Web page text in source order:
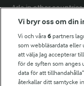
Arla in other countries
Fler Arlasajter
För ägare
Arlas kundportal
Vi bryr oss om din
Vi och våra6 partners
som webbläsardata
att välja Jag accepterar
för de syften som anges
data för att
återkallar ditt samtycke